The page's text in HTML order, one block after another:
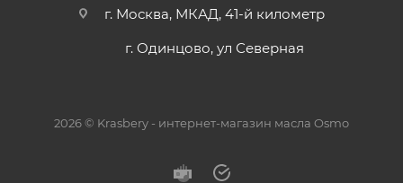
г. Москва, МКАД, 41-й километр
г. Одинцово, ул Северная
2026 © Krasbery - интернет-магазин масла Osmo